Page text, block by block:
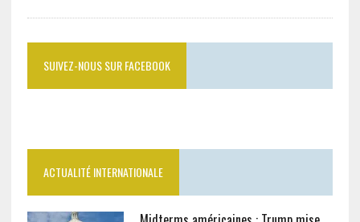
SUIVEZ-NOUS SUR FACEBOOK
ACTUALITÉ INTERNATIONALE